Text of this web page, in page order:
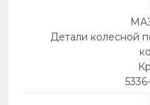
Детали колесной